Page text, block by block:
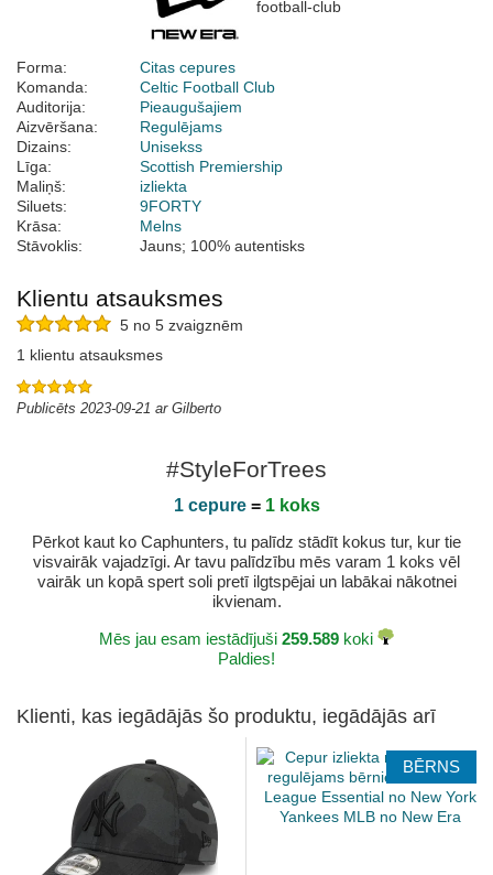
Forma:
Citas cepures
Komanda:
Celtic Football Club
Auditorija:
Pieaugušajiem
Aizvēršana:
Regulējams
Dizains:
Unisekss
Līga:
Scottish Premiership
Maliņš:
izliekta
Siluets:
9FORTY
Krāsa:
Melns
Stāvoklis:
Jauns; 100% autentisks
Klientu atsauksmes
5 no 5 zvaigznēm
1 klientu atsauksmes
Publicēts 2023-09-21 ar Gilberto
#StyleForTrees
1 cepure= 1 koks
Pērkot kaut ko Caphunters, tu palīdz stādīt kokus tur, kur tie
visvairāk vajadzīgi. Ar tavu palīdzību mēs varam 1 koks vēl
vairāk un kopā spert soli pretī ilgtspējai un labākai nākotnei
ikvienam.
Mēs jau esam iestādījuši 259.589 koki
Paldies!
Klienti, kas iegādājās šo produktu, iegādājās arī
BĒRNS